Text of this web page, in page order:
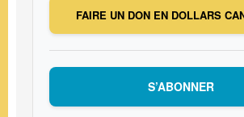
FAIRE UN DON EN DOLLARS
S’ABONNER